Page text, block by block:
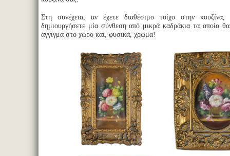
Στη συνέχεια, αν έχετε διαθέσιμο τοίχο στην κουζίνα,
δημιουργήσετε μία σύνθεση από μικρά καδράκια τα οποία
άγγιγμα στο χώρο και, φυσικά, χρώμα!